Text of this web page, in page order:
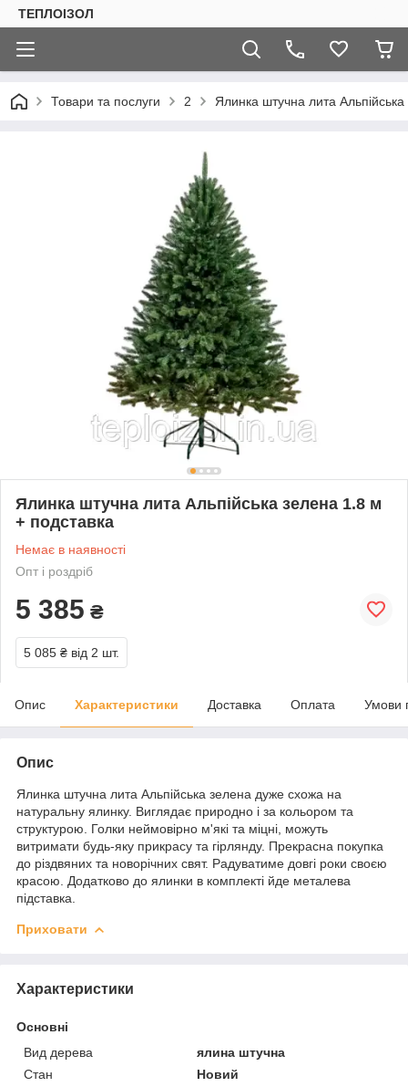
ТЕПЛОIЗОЛ
Товари та послуги 2 Ялинка штучна лита
Ялинка штучна лита Альпійська зелена 1.8 м
+ подставка
Немає в наявності
Опт і роздріб
5 385 ₴
5 085 ₴ від 2 шт.
Опис Характеристики Доставка Оплата Умови
Опис
Ялинка штучна лита Альпійська зелена дуже схожа на
натуральну ялинку. Виглядає природно і за кольором та
структурою. Голки неймовірно м'які та міцні, можуть
витримати будь-яку прикрасу та гірлянду. Прекрасна покупка
до різдвяних та новорічних свят. Радуватиме довгі роки своєю
красою. Додатково до ялинки в комплекті йде металева
підставка.
Приховати
Характеристики
Основні
Вид дерева
ялина штучна
Стан
Новий